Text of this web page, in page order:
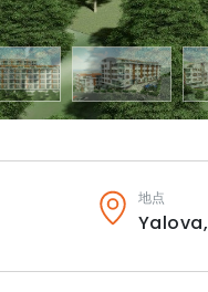
地点
Yalova,